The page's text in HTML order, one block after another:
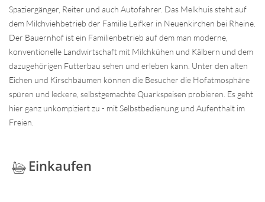
Spaziergänger, Reiter und auch Autofahrer. Das Melkhuis steht auf
dem Milchviehbetrieb der Familie Leifker in Neuenkirchen bei Rheine.
Der Bauernhof ist ein Familienbetrieb auf dem man moderne,
konventionelle Landwirtschaft mit Milchkühen und Kälbern und dem
dazugehörigen Futterbau sehen und erleben kann. Unter den alten
Eichen und Kirschbäumen können die Besucher die Hofatmosphäre
spüren und leckere, selbstgemachte Quarkspeisen probieren. Es geht
hier ganz unkompiziert zu - mit Selbstbedienung und Aufenthalt im
Freien.
Einkaufen